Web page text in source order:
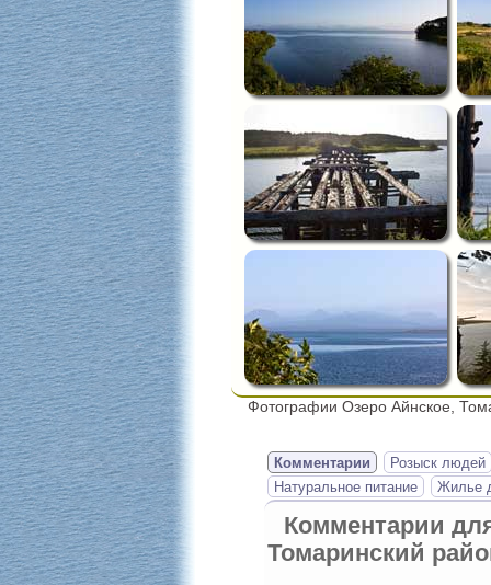
Фотографии Озеро Айнское,
Комментарии
Розыск людей
Натуральное питание
Жилье
Комментарии
Томаринский